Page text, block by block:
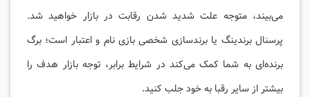
می‌بیند، متوجه علت شدید شدن رقابت در بازار خواهید شد.
پرسنال برندینگ یا برندسازی شخصی بازی نام و اعتبار است؛ برگ
برنده‌ای به شما کمک می‌کند در شرایط برابر، توجه بازار هدف را
بیشتر از سایر رقبا به خود جلب کنید.